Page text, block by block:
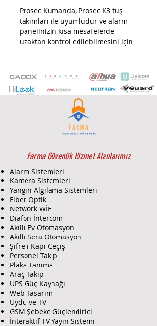
Prosec Kumanda, Prosec K3 tuş
takımları ile uyumludur ve alarm
panelinizin kısa mesafelerde
uzaktan kontrol edilebilmesini için
Farma Güvenlik Hizmet Alanlarımız
Alarm Sistemleri
Kamera Sistemleri
Yangın Algılama Sistemleri
Fiber Optik
Network WİFİ
Diafon İntercom
Akıllı Ev Otomasyon
Akıllı Sera Otomasyon
Şifreli Kapı Geçiş
Personel Takip
Plaka Tanıma
Araç Takip
UPS Güç Kaynağı
Web Tasarım
Uydu ve TV
GSM Şebeke Güçlendirici
İnteraktif TV Yayın Sistemi